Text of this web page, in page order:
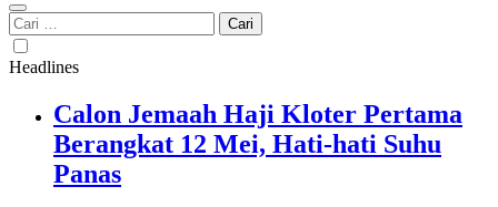
Cari
untuk:
Headlines
Calon Jemaah Haji Kloter Pertama
Berangkat 12 Mei, Hati-hati Suhu
Panas